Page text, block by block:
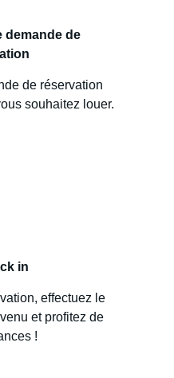
demande de
de réservation
souhaitez louer.
in
effectuez le
et profitez de
!